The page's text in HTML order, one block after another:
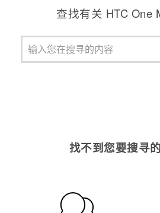
查找有关 HTC One
找不到您要搜寻